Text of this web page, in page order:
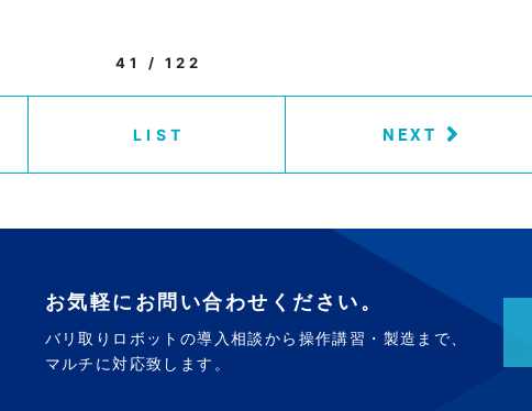
41 / 122
LIST NEXT
お気軽にお問い合わせください。
バリ取りロボットの導入相談から操作講習・製造まで、
マルチに対応致します。